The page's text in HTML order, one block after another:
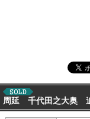
周延 千代田之大奥